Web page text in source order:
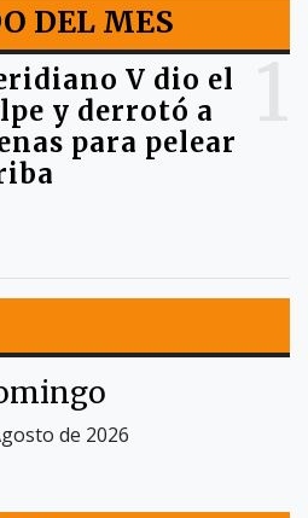
DEL MES
V dio el
y derrotó a
para pelear
de 2026